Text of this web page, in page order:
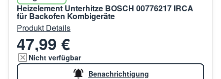
Heizelement Unterhitze BOSCH 00776217 IRCA
für Backofen Kombigeräte
Produkt Details
47,99 €
Nicht verfügbar
Benachrichtigung